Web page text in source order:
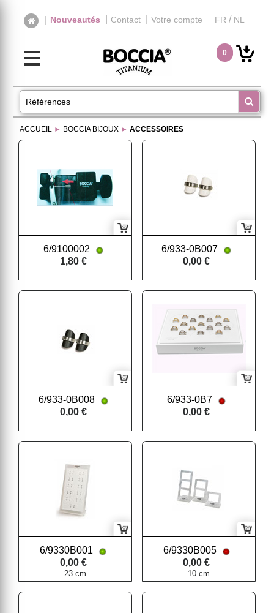
Nouveautés Contact Votre compte FR / NL
0
ACCUEIL ► BOCCIA BIJOUX ► ACCESSOIRES
6/9100002
1,80 €
6/933-0B007
0,00 €
6/933-0B008
0,00 €
6/933-0B7
0,00 €
6/9330B001
0,00 €
23 cm
6/9330B005
0,00 €
10 cm